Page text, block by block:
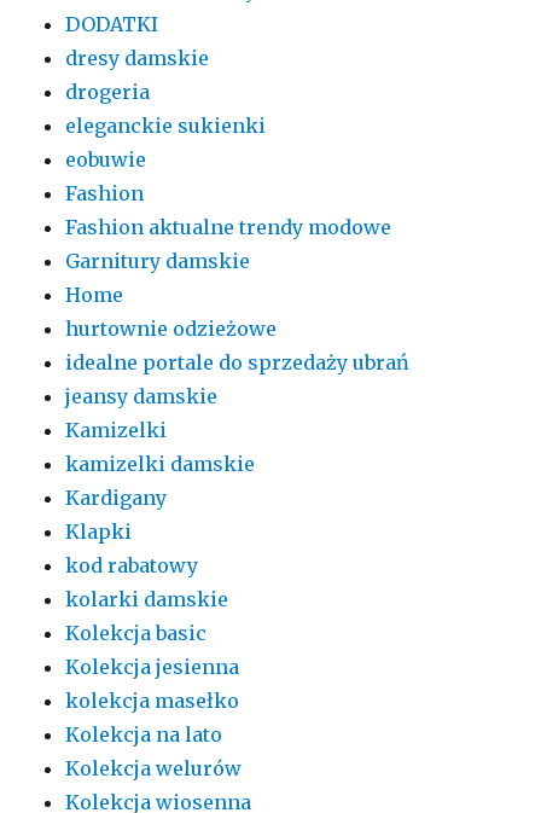
DODATKI
dresy damskie
drogeria
eleganckie sukienki
eobuwie
Fashion
Fashion aktualne trendy modowe
Garnitury damskie
Home
hurtownie odzieżowe
idealne portale do sprzedaży ubrań
jeansy damskie
Kamizelki
kamizelki damskie
Kardigany
Klapki
kod rabatowy
kolarki damskie
Kolekcja basic
Kolekcja jesienna
kolekcja masełko
Kolekcja na lato
Kolekcja welurów
Kolekcja wiosenna